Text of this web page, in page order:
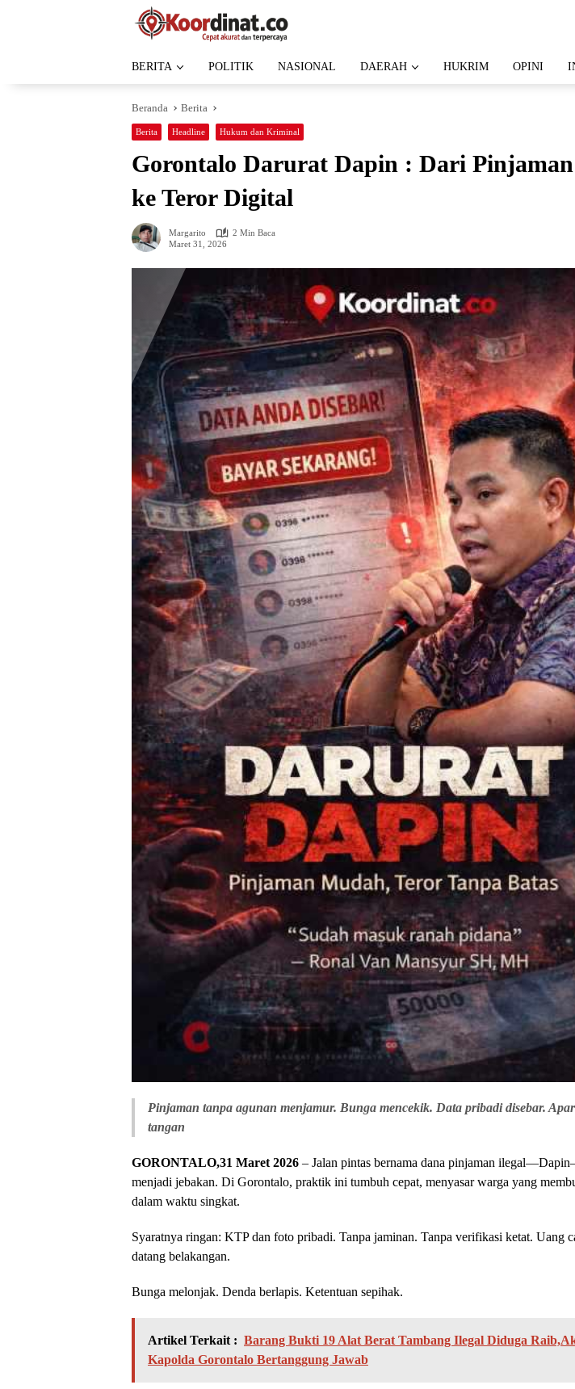
BERITA POLITIK NASIONAL DAERAH HUKRIM OPINI
Beranda Berita
Berita Headline Hukum dan Kriminal
Gorontalo Darurat Dapin : Dari
ke Teror Digital
Margarito
2 Min Baca
Maret 31, 2026
Pinjaman tanpa agunan menjamur. Bunga mencekik. Data pribadi disebar.
tangan
GORONTALO,31 Maret 2026 – Jalan pintas bernama dana pinjaman
menjadi jebakan. Di Gorontalo, praktik ini tumbuh cepat, menyasar warga yang
dalam waktu singkat.
Syaratnya ringan: KTP dan foto pribadi. Tanpa jaminan. Tanpa verifikasi ketat. Uang
datang belakangan.
Bunga melonjak. Denda berlapis. Ketentuan sepihak.
Artikel Terkait : Barang Bukti 19 Alat Berat Tambang Ilegal Diduga
Kapolda Gorontalo Bertanggung Jawab